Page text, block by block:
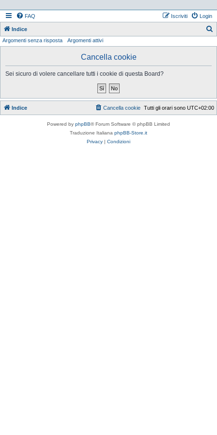
FAQ Login
Iscriviti
Indice
Argomenti senza risposta Argomenti attivi
Cancella cookie
Sei sicuro di volere cancellare tutti i cookie di questa Board?
Indice Tutti gli orari sono UTC+02:00
Cancella cookie
Powered by phpBB® Forum Software © phpBB Limited
Traduzione Italiana phpBB-Store.it
Privacy | Condizioni